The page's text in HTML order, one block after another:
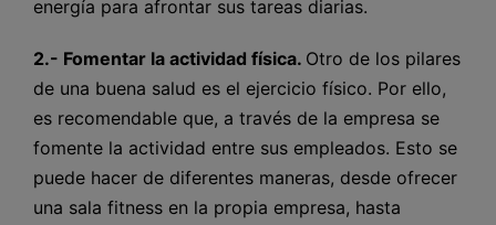
energía para afrontar sus tareas diarias.
2.- Fomentar la actividad física. Otro de los pilares
de una buena salud es el ejercicio físico. Por ello,
es recomendable que, a través de la empresa se
fomente la actividad entre sus empleados. Esto se
puede hacer de diferentes maneras, desde ofrecer
una sala fitness en la propia empresa, hasta